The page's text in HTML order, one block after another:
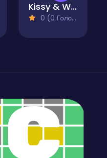
Kissy & Wuggy!
0 (0 Голосів)